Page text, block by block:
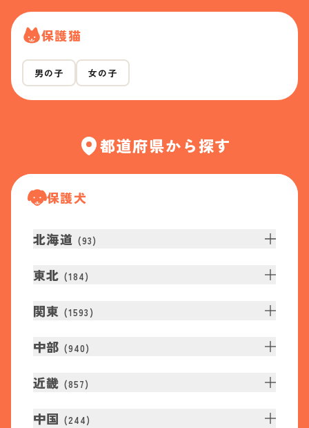
保護猫
男の子 女の子
都道府県から探す
保護犬
北海道 (93)
東北 (184)
関東 (1593 )
中部 (940)
近畿 (857)
中国 (244)